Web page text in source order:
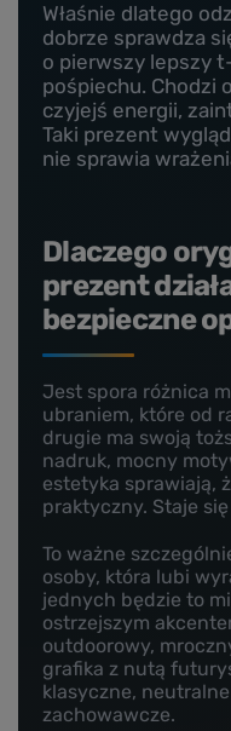
Właśnie dlatego
dobrze sprawdza
o pierwszy lepszy
pośpiechu. Chodzi
czyjejś energii,
Taki prezent
nie sprawia
Dlaczego
prezent
bezpieczne
Jest spora różnica
ubraniem, które od
drugie ma swoją
nadruk, mocny
estetyka sprawiają,
praktyczny. Staje
To ważne
osoby, która lubi
jednych będzie to
ostrzejszym
outdoorowy,
grafika z nutą
klasyczne,
zachowawcze.